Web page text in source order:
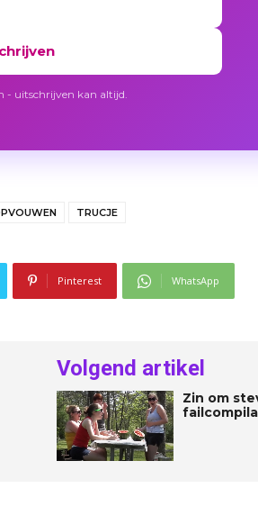
- uitschrijven kan altijd.
TRUCJE
Pinterest WhatsApp
Volgend artikel
Zin om